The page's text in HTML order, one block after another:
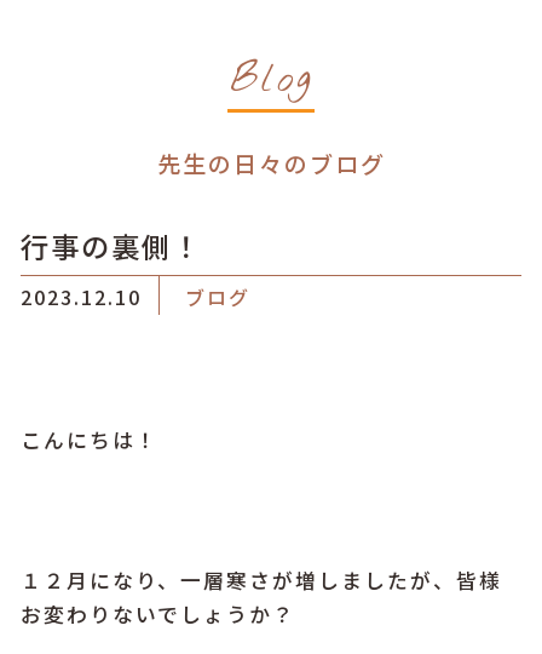
Blog
先生の日々のブログ
行事の裏側！
2023.12.10 ブログ
こんにちは！
１２月になり、一層寒さが増しましたが、皆様
お変わりないでしょうか？